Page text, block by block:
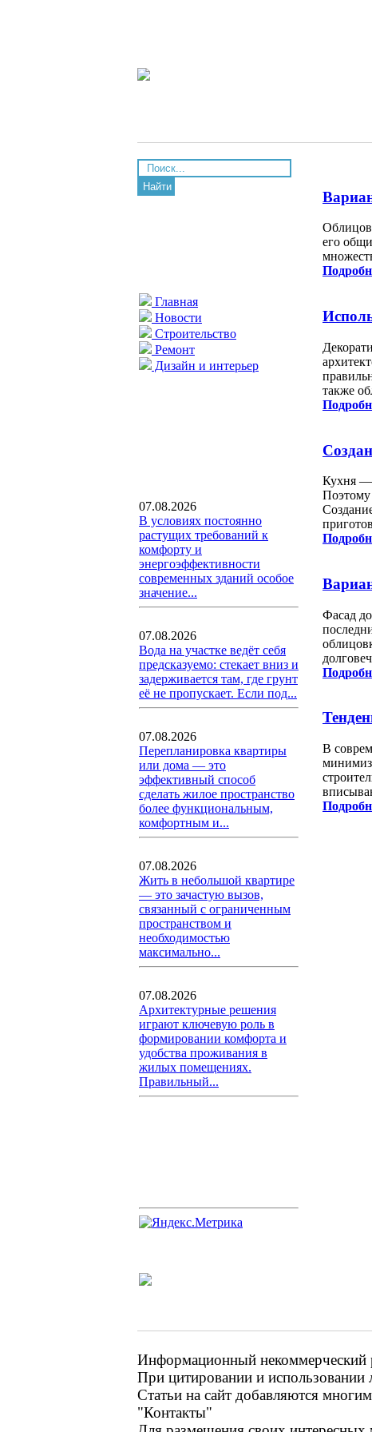
Найти
Главная
Новости
Строительство
Ремонт
Дизайн и интерьер
07.08.2026
В условиях постоянно
растущих требований к
комфорту и
энергоэффективности
современных зданий особое
значение...
07.08.2026
Вода на участке ведёт себя
предсказуемо: стекает вниз и
задерживается там, где грунт
её не пропускает. Если под...
07.08.2026
Перепланировка квартиры
или дома — это
эффективный способ
сделать жилое пространство
более функциональным,
комфортным и...
07.08.2026
Жить в небольшой квартире
— это зачастую вызов,
связанный с ограниченным
пространством и
необходимостью
максимально...
07.08.2026
Архитектурные решения
играют ключевую роль в
формировании комфорта и
удобства проживания в
жилых помещениях.
Правильный...
его
также
Кухня —
Поэтому
Фасад
В
Информационный некоммерческий
При цитировании и использовании
Статьи на сайт добавляются
"Контакты"